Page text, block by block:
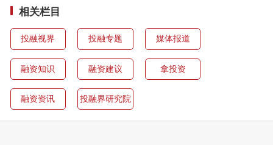
相关栏目
投融视界 投融专题 媒体报道
融资知识 融资建议 拿投资
融资资讯 投融界研究院